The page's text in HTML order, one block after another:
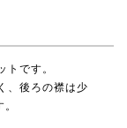
トです。
、後ろの襟は少